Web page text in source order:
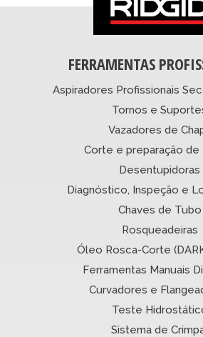
FERRAMENTAS
Aspiradores Profissionais
Tornos e
Vazadores de
Corte e preparação de
Desentupidoras
Diagnóstico, Inspeção e
Chaves de Tubo
Rosqueadeiras
Óleo Rosca-Corte
Ferramentas Manuais
Curvadores e
Teste
Sistema de